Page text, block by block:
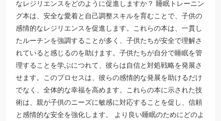
なレジリエンスをどのように促進しますか？ 睡眠トレーニン
グ本は、安全な愛着と自己調整スキルを育むことで、子供の
感情的なレジリエンスを促進します。これらの本は、一貫し
たルーチンを強調することが多く、子供たちが安全で理解さ
れていると感じるのを助けます。子供たちが自分で睡眠を管
理することを学ぶにつれて、彼らは自信と対処戦略を発展さ
せます。このプロセスは、彼らの感情的な発展を助けるだけ
でなく、全体的な幸福を高めます。これらの本に示された技
術は、親が子供のニーズに敏感に対応することを促し、信頼
と感情的な安全を強化します。 より良い睡眠のためにどのよ